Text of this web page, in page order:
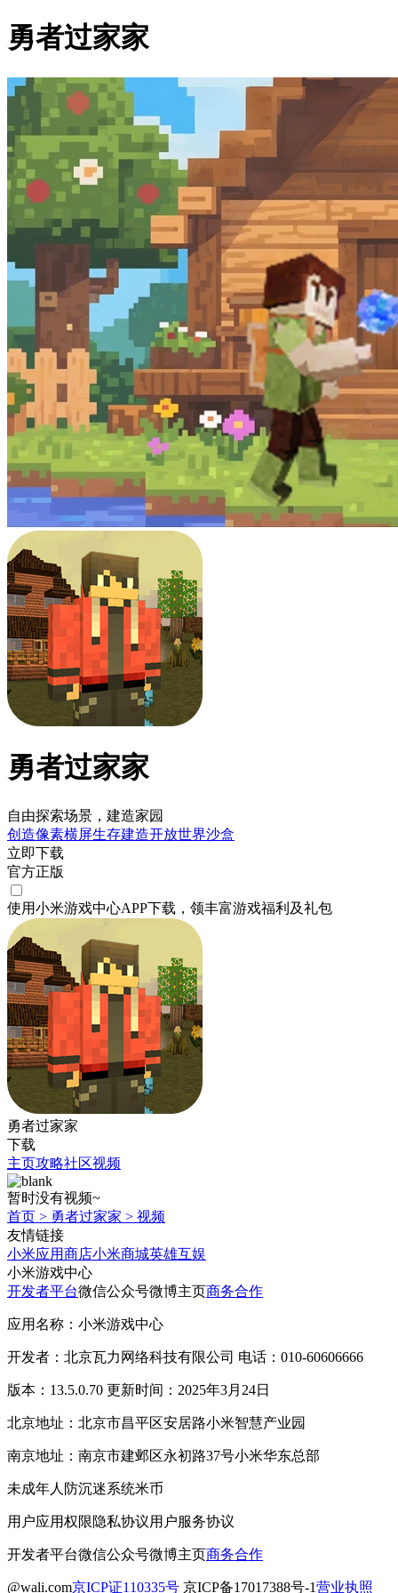
勇者过家家
勇者过家家
自由探索场景，建造家园
创造像素横屏生存建造开放世界沙盒
立即下载
官方正版
使用小米游戏中心APP下载 ，领丰富游戏福利 及礼包
勇者过家家
下载
主页攻略社区视频
暂时没有视频~
首页 > 勇者过家家 > 视频
友情链接
小米应用商店小米商城英雄互娱
小米游戏中心
开发者平台微信公众号微博主页商务合作
应用名称：小米游戏中心
开发者：北京瓦力网络科技有限公司 电话：010-60606666
版本：13.5.0.70 更新时间：2025年3月24日
北京地址：北京市昌平区安居路小米智慧产业园
南京地址：南京市建邺区永初路37号小米华东总部
未成年人防沉迷系统米币
用户应用权限隐私协议用户服务协议
开发者平台微信公众号微博主页商务合作
@wali.com京ICP证110335号 京ICP备17017388号-1营业执照